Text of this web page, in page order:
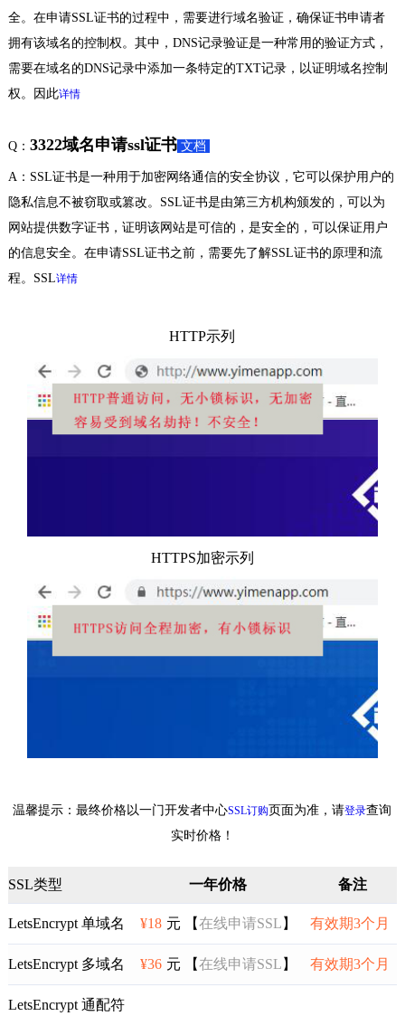
全。在申请SSL证书的过程中，需要进行域名验证，确保证书申请者
拥有该域名的控制权。其中，DNS记录验证是一种常用的验证方式，
需要在域名的DNS记录中添加一条特定的TXT记录，以证明域名控制
权。因此详情
Q： 3322域名申请ssl证书 文档
A：SSL证书是一种用于加密网络通信的安全协议，它可以保护用户的
隐私信息不被窃取或篡改。SSL证书是由第三方机构颁发的，可以为
网站提供数字证书，证明该网站是可信的，是安全的，可以保证用户
的信息安全。在申请SSL证书之前，需要先了解SSL证书的原理和流
程。SSL详情
HTTP示列
HTTPS加密示列
温馨提示：最终价格以一门开发者中心SSL订购页面为准，请登录查询
实时价格！
SSL类型 一年价格 备注
LetsEncrypt 单域名 ¥18 元 【在线申请SSL 】 有效期3个月
LetsEncrypt 多域名 ¥36 元 【在线申请SSL 】 有效期3个月
LetsEncrypt 通配符